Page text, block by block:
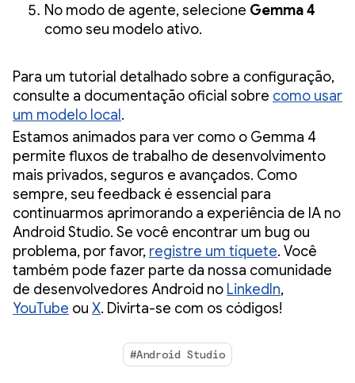
No modo de agente, selecione Gemma 4
como seu modelo ativo.
Para um tutorial detalhado sobre a configuração,
consulte a documentação oficial sobre como usar
um modelo local .
Estamos animados para ver como o Gemma 4
permite fluxos de trabalho de desenvolvimento
mais privados, seguros e avançados. Como
sempre, seu feedback é essencial para
continuarmos aprimorando a experiência de IA no
Android Studio. Se você encontrar um bug ou
problema, por favor, registre um tíquete. Você
também pode fazer parte da nossa comunidade
de desenvolvedores Android no LinkedIn,
YouTube ou X. Divirta-se com os códigos!
#Android Studio